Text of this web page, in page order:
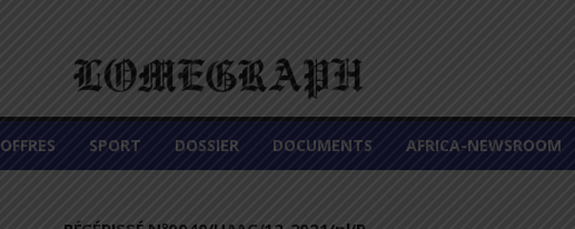
OFFRES SPORT DOSSIER DOCUMENTS AFRICA-NEWSROOM